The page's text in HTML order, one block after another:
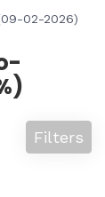
02-2026)
Filters